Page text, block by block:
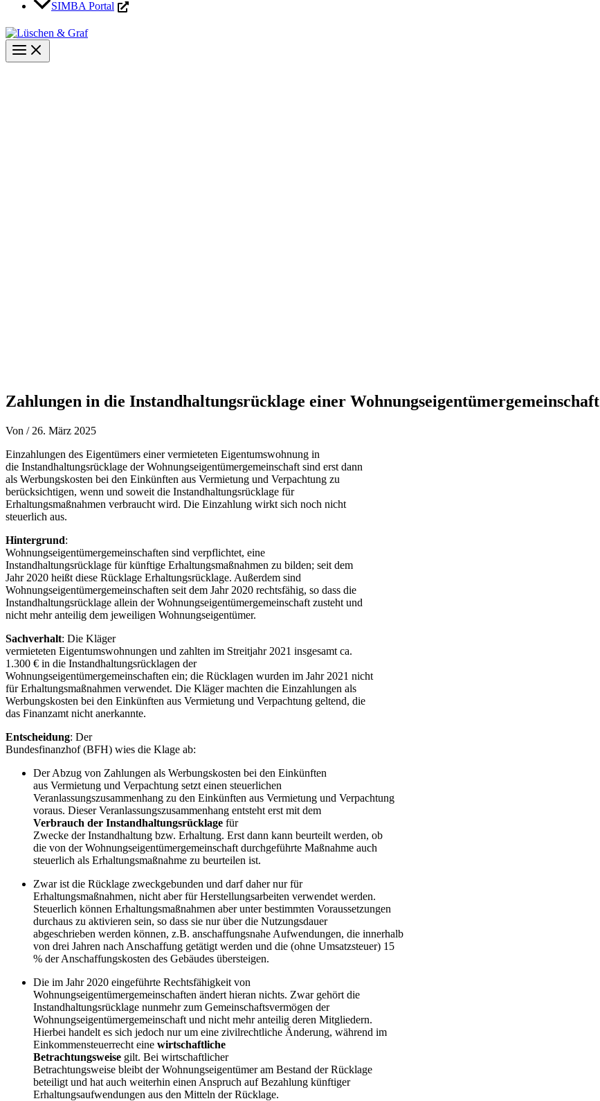
SIMBA Portal
Zahlungen in die Instandhaltungsrücklage einer Wohnungseigentümergemeinschaft
Von / 26. März 2025
Einzahlungen des Eigentümers einer vermieteten Eigentumswohnung in
die Instandhaltungsrücklage der Wohnungseigentümergemeinschaft sind erst dann
als Werbungskosten bei den Einkünften aus Vermietung und Verpachtung zu
berücksichtigen, wenn und soweit die Instandhaltungsrücklage für
Erhaltungsmaßnahmen verbraucht wird. Die Einzahlung wirkt sich noch nicht
steuerlich aus.
Hintergrund:
Wohnungseigentümergemeinschaften sind verpflichtet, eine
Instandhaltungsrücklage für künftige Erhaltungsmaßnahmen zu bilden; seit dem
Jahr 2020 heißt diese Rücklage Erhaltungsrücklage. Außerdem sind
Wohnungseigentümergemeinschaften seit dem Jahr 2020 rechtsfähig, so dass die
Instandhaltungsrücklage allein der Wohnungseigentümergemeinschaft zusteht und
nicht mehr anteilig dem jeweiligen Wohnungseigentümer.
Sachverhalt: Die Kläger
vermieteten Eigentumswohnungen und zahlten im Streitjahr 2021 insgesamt ca.
1.300 € in die Instandhaltungsrücklagen der
Wohnungseigentümergemeinschaften ein; die Rücklagen wurden im Jahr 2021 nicht
für Erhaltungsmaßnahmen verwendet. Die Kläger machten die Einzahlungen als
Werbungskosten bei den Einkünften aus Vermietung und Verpachtung geltend, die
das Finanzamt nicht anerkannte.
Entscheidung: Der
Bundesfinanzhof (BFH) wies die Klage ab:
Der Abzug von Zahlungen als Werbungskosten bei den Einkünften
aus Vermietung und Verpachtung setzt einen steuerlichen
Veranlassungszusammenhang zu den Einkünften aus Vermietung und Verpachtung
voraus. Dieser Veranlassungszusammenhang entsteht erst mit dem
Verbrauch der Instandhaltungsrücklage für
Zwecke der Instandhaltung bzw. Erhaltung. Erst dann kann beurteilt werden, ob
die von der Wohnungseigentümergemeinschaft durchgeführte Maßnahme auch
steuerlich als Erhaltungsmaßnahme zu beurteilen ist.
Zwar ist die Rücklage zweckgebunden und darf daher nur für
Erhaltungsmaßnahmen, nicht aber für Herstellungsarbeiten verwendet werden.
Steuerlich können Erhaltungsmaßnahmen aber unter bestimmten Voraussetzungen
durchaus zu aktivieren sein, so dass sie nur über die Nutzungsdauer
abgeschrieben werden können, z.B. anschaffungsnahe Aufwendungen, die innerhalb
von drei Jahren nach Anschaffung getätigt werden und die (ohne Umsatzsteuer) 15
% der Anschaffungskosten des Gebäudes übersteigen.
Die im Jahr 2020 eingeführte Rechtsfähigkeit von
Wohnungseigentümergemeinschaften ändert hieran nichts. Zwar gehört die
Instandhaltungsrücklage nunmehr zum Gemeinschaftsvermögen der
Wohnungseigentümergemeinschaft und nicht mehr anteilig deren Mitgliedern.
Hierbei handelt es sich jedoch nur um eine zivilrechtliche Änderung, während im
Einkommensteuerrecht eine wirtschaftliche
Betrachtungsweise gilt. Bei wirtschaftlicher
Betrachtungsweise bleibt der Wohnungseigentümer am Bestand der Rücklage
beteiligt und hat auch weiterhin einen Anspruch auf Bezahlung künftiger
Erhaltungsaufwendungen aus den Mitteln der Rücklage.